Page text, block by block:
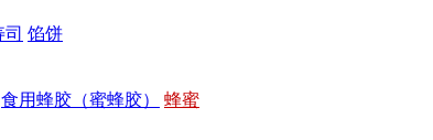
司 馅饼
食用蜂胶（蜜蜂胶） 蜂蜜